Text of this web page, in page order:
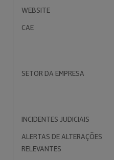
WEBSITE
CAE
SETOR DA EMPRESA
INCIDENTES JUDICIAIS
ALERTAS DE ALTERAÇÕES
RELEVANTES